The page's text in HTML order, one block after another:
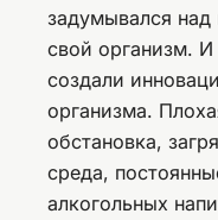
задумывался
свой организм. И
создали
организма.
обстановка,
среда,
алкогольных